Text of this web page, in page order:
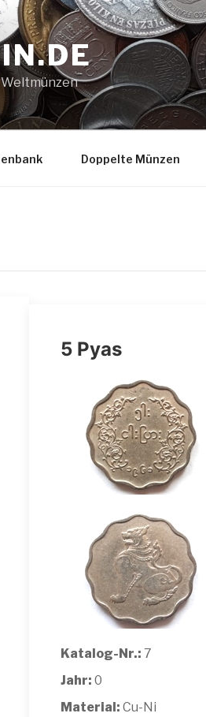
Doppelte Münzen
5 Pyas
Katalog-Nr.: 7
Jahr: 0
Material: Cu-Ni